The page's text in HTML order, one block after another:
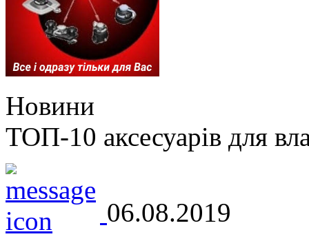
Новини
ТОП-10 аксесуарів для
06.08.2019